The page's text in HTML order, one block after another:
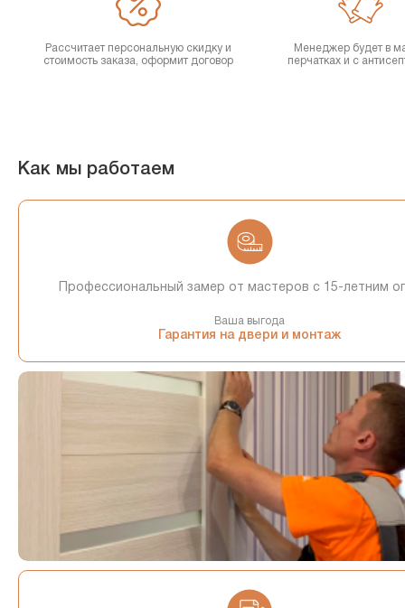
Рассчитает персональную скидку и
стоимость заказа, оформит договор
Менеджер будет в
перчатках и с
Как мы работаем
Профессиональный замер от мастеров с 15-летним
Ваша выгода
Гарантия на двери и монтаж